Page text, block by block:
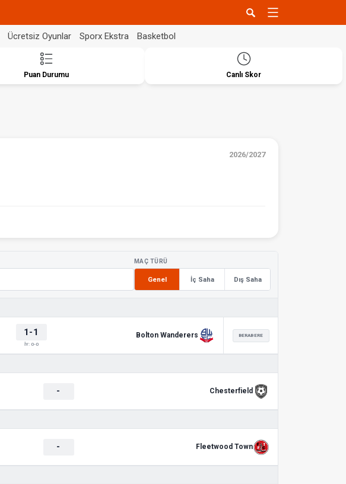
Ücretsiz Oyunlar Sporx Ekstra Basketbol
Puan Durumu Canlı Skor
2026/2027
MAÇ TÜRÜ
Genel İç Saha Dış Saha
1-1
İY: 0-0
Bolton Wanderers BERABERE
- Chesterfield
- Fleetwood Town